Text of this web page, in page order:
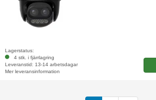
Lagerstatus:
4 stk. i fjärrlagring
Leveranstid: 13-14 arbetsdagar
Mer leveransinformation